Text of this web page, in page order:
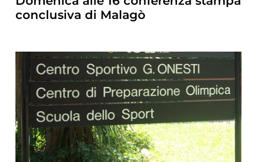
conclusiva di Malagò